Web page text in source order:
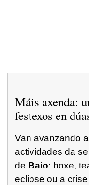
Máis axenda:
festexos en
Van avanzando
actividades da
de Baio: hoxe,
eclipse ou a